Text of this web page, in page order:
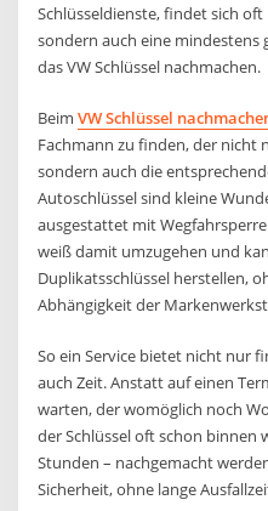
Schlüsseldienste, findet sich
sondern auch eine
das VW Schlüssel nachmachen.
BeimVW Schlüssel
Fachmann zu finden, der nicht
sondern auch die
Autoschlüssel sind kleine
ausgestattet mit
weiß damit umzugehen und
Duplikatsschlüssel herstellen,
Abhängigkeit der
So ein Service bietet nicht nur
auch Zeit. Anstatt auf einen
warten, der womöglich noch
der Schlüssel oft schon binnen
Stunden – nachgemacht
Sicherheit, ohne lange